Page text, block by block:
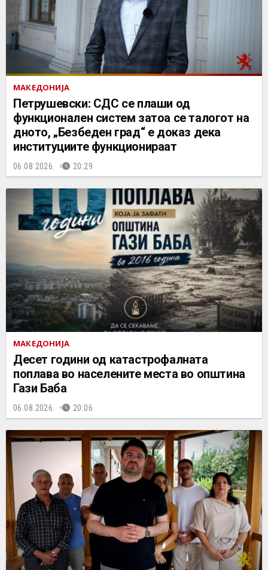
МАКЕДОНИЈА
Петрушевски: СДС се плаши од
функционален систем затоа се талогот на
дното, „Безбеден град“ е доказ дека
институциите функционираат
06.08.2026. 20:29
МАКЕДОНИЈА
Десет години од катастрофалната
поплава во населените места во општина
Гази Баба
06.08.2026. 20:06